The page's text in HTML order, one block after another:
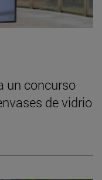
un concurso
de vidrio